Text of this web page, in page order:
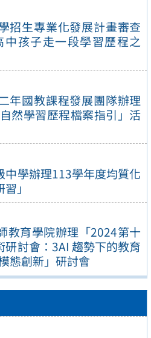
招生專業化發展計畫審查
孩子走一段學習歷程之
年國教課程發展團隊辦理
然學習歷程檔案指引」活
中學辦理113學年度均質化
」
教育學院辦理「2024第十
討會：3AI 趨勢下的教育
態創新」研討會